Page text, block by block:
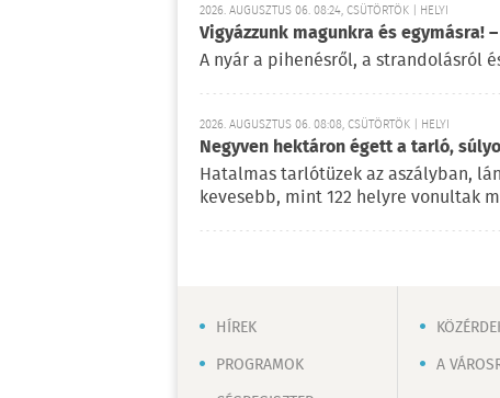
2026. AUGUSZTUS 06. 08:24, CSÜTÖRTÖK | HELYI
Vigyázzunk magunkra és egymásra!
A nyár a pihenésről, a strandolásról
2026. AUGUSZTUS 06. 08:08, CSÜTÖRTÖK | HELYI
Negyven hektáron égett a tarló,
Hatalmas tarlótüzek az aszályban,
kevesebb, mint 122 helyre vonultak
HÍREK
PROGRAMOK
A